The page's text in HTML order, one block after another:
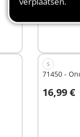
5,49 €
Niet
S
71450 -
16,99 €